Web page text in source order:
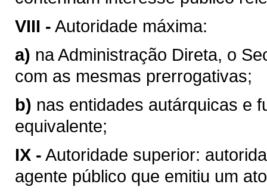
VIII - Autoridade máxima:
a) na Administração Direta, o
com as mesmas prerrogativas;
b) nas entidades autárquicas e
equivalente;
IX - Autoridade superior:
agente público que emitiu um